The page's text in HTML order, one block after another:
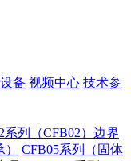
备 视频中心 技术参
系列（CFB02）边界
CFB05系列（固体